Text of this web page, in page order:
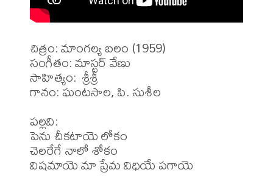
చిత్రం: మాంగల్య బలం (1959)
సంగీతం: మాస్టర్ వేణు
సాహిత్యం:  శ్రీశ్రీ
గానం: ఘంటసాల, పి. సుశీల
పల్లవి:
పెను చీకటాయె లోకం
చెలరేగే నాలో శోకం
విషమాయె మా ప్రేమ విధియే పగాయె